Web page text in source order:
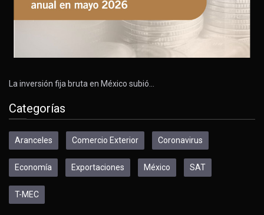
La inversión fija bruta en México subió…
Categorías
Aranceles Comercio Exterior Coronavirus
Economía Exportaciones México SAT
T-MEC